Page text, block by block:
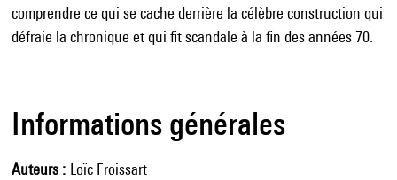
comprendre ce qui se cache derrière la célèbre construction qui
défraie la chronique et qui fit scandale à la fin des années 70.
Informations générales
Auteurs
Loïc Froissart